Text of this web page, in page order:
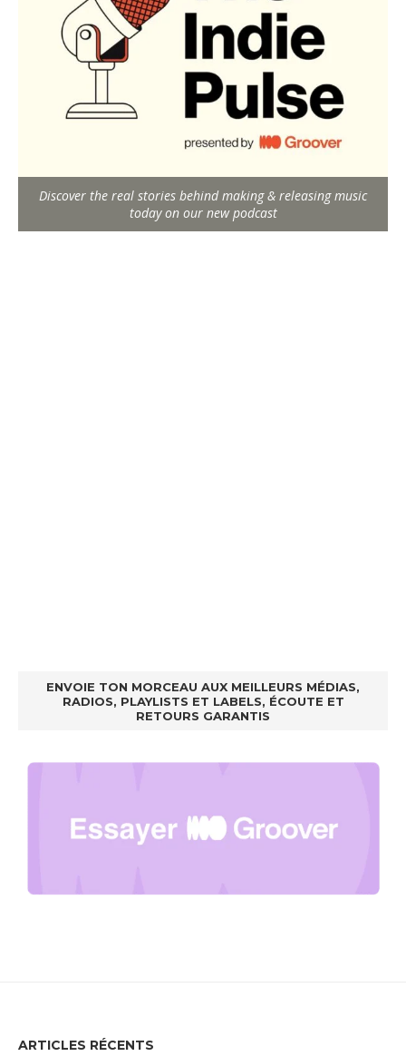
Discover the real stories behind making & releasing music
today on our new podcast
ENVOIE TON MORCEAU AUX MEILLEURS MÉDIAS,
RADIOS, PLAYLISTS ET LABELS, ÉCOUTE ET
RETOURS GARANTIS
ARTICLES RÉCENTS